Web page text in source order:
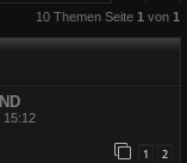
10 Themen Seite 1 von 1
15:12
1 2